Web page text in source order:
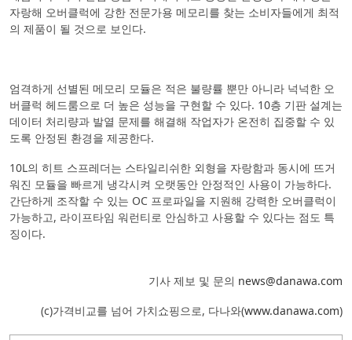
자랑해 오버클럭에 강한 전문가용 메모리를 찾는 소비자들에게 최적
의 제품이 될 것으로 보인다.
엄격하게 선별된 메모리 모듈은 적은 불량률 뿐만 아니라 넉넉한 오
버클럭 헤드룸으로 더 높은 성능을 구현할 수 있다. 10층 기판 설계는
데이터 처리량과 발열 문제를 해결해 작업자가 온전히 집중할 수 있
도록 안정된 환경을 제공한다.
10L의 히트 스프레더는 스타일리쉬한 외형을 자랑함과 동시에 뜨거
워진 모듈을 빠르게 냉각시켜 오랫동안 안정적인 사용이 가능하다.
간단하게 조작할 수 있는 OC 프로파일을 지원해 강력한 오버클럭이
가능하고, 라이프타임 워런티로 안심하고 사용할 수 있다는 점도 특
징이다.
기사 제보 및 문의 news@danawa.com
(c)가격비교를 넘어 가치쇼핑으로, 다나와(www.danawa.com)